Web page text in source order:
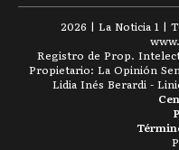
2026 | La Noticia 1 |
www.
Registro de Prop.
Propietario: La Opinión
Lidia Inés Berardi -